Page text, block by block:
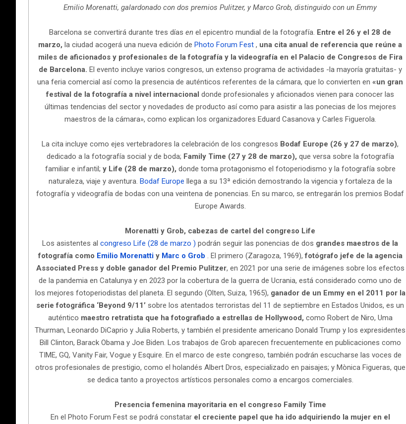
Emilio Morenatti, galardonado con dos premios Pulitzer, y Marco Grob, distinguido con un Emmy
Barcelona se convertirá durante tres días en el epicentro mundial de la fotografía. Entre el 26 y el 28 de
marzo, la ciudad acogerá una nueva edición de Photo Forum Fest , una cita anual de referencia que reúne a
miles de aficionados y profesionales de la fotografía y la videografía en el Palacio de Congresos de Fira
de Barcelona. El evento incluye varios congresos, un extenso programa de actividades -la mayoría gratuitas- y
una feria comercial así como la presencia de auténticos referentes de la cámara, que lo convierten en «un gran
festival de la fotografía a nivel internacional donde profesionales y aficionados vienen para conocer las
últimas tendencias del sector y novedades de producto así como para asistir a las ponecias de los mejores
maestros de la cámara», como explican los organizadores Eduard Casanova y Carles Figuerola.
La cita incluye como ejes vertebradores la celebración de los congresos Bodaf Europe (26 y 27 de marzo),
dedicado a la fotografía social y de boda; Family Time (27 y 28 de marzo), que versa sobre la fotografía
familiar e infantil; y Life (28 de marzo), donde toma protagonismo el fotoperiodismo y la fotografía sobre
naturaleza, viaje y aventura. Bodaf Europe llega a su 13ª edición demostrando la vigencia y fortaleza de la
fotografía y videografía de bodas con una veintena de ponencias. En su marco, se entregarán los premios Bodaf
Europe Awards.
Morenatti y Grob, cabezas de cartel del congreso Life
Los asistentes al congreso Life (28 de marzo ) podrán seguir las ponencias de dos grandes maestros de la
fotografía como Emilio Morenatti y Marc o Grob . El primero (Zaragoza, 1969),fotógrafo jefe de la agencia
Associated Press y doble ganador del Premio Pulitzer, en 2021 por una serie de imágenes sobre los efectos
de la pandemia en Catalunya y en 2023 por la cobertura de la guerra de Ucrania, está considerado como uno de
los mejores fotoperiodistas del planeta. El segundo (Olten, Suiza, 1965), ganador de un Emmy en el 2011 por la
serie fotográfica ‘Beyond 9/11’ sobre los atentados terroristas del 11 de septiembre en Estados Unidos, es un
auténtico maestro retratista que ha fotografiado a estrellas de Hollywood, como Robert de Niro, Uma
Thurman, Leonardo DiCaprio y Julia Roberts, y también el presidente americano Donald Trump y los expresidentes
Bill Clinton, Barack Obama y Joe Biden. Los trabajos de Grob aparecen frecuentemente en publicaciones como
TIME, GQ, Vanity Fair, Vogue y Esquire. En el marco de este congreso, también podrán escucharse las voces de
otros profesionales de prestigio, como el holandés Albert Dros, especializado en paisajes; y Mònica Figueras, que
se dedica tanto a proyectos artísticos personales como a encargos comerciales.
Presencia femenina mayoritaria en el congreso Family Time
En el Photo Forum Fest se podrá constatar el creciente papel que ha ido adquiriendo la mujer en el